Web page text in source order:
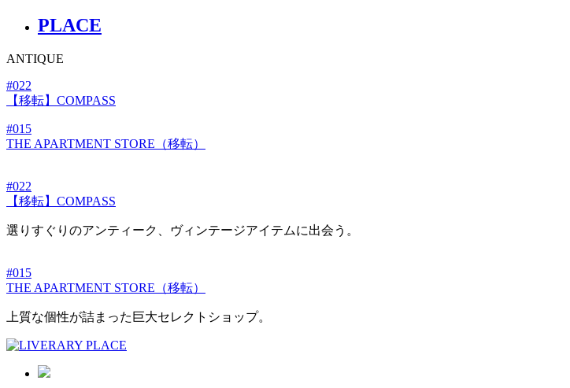
PLACE
ANTIQUE
#022
【移転】COMPASS
#015
THE APARTMENT STORE（移転）
#022
【移転】COMPASS
選りすぐりのアンティーク、ヴィンテージアイテムに出会う。
#015
THE APARTMENT STORE（移転）
上質な個性が詰まった巨大セレクトショップ。